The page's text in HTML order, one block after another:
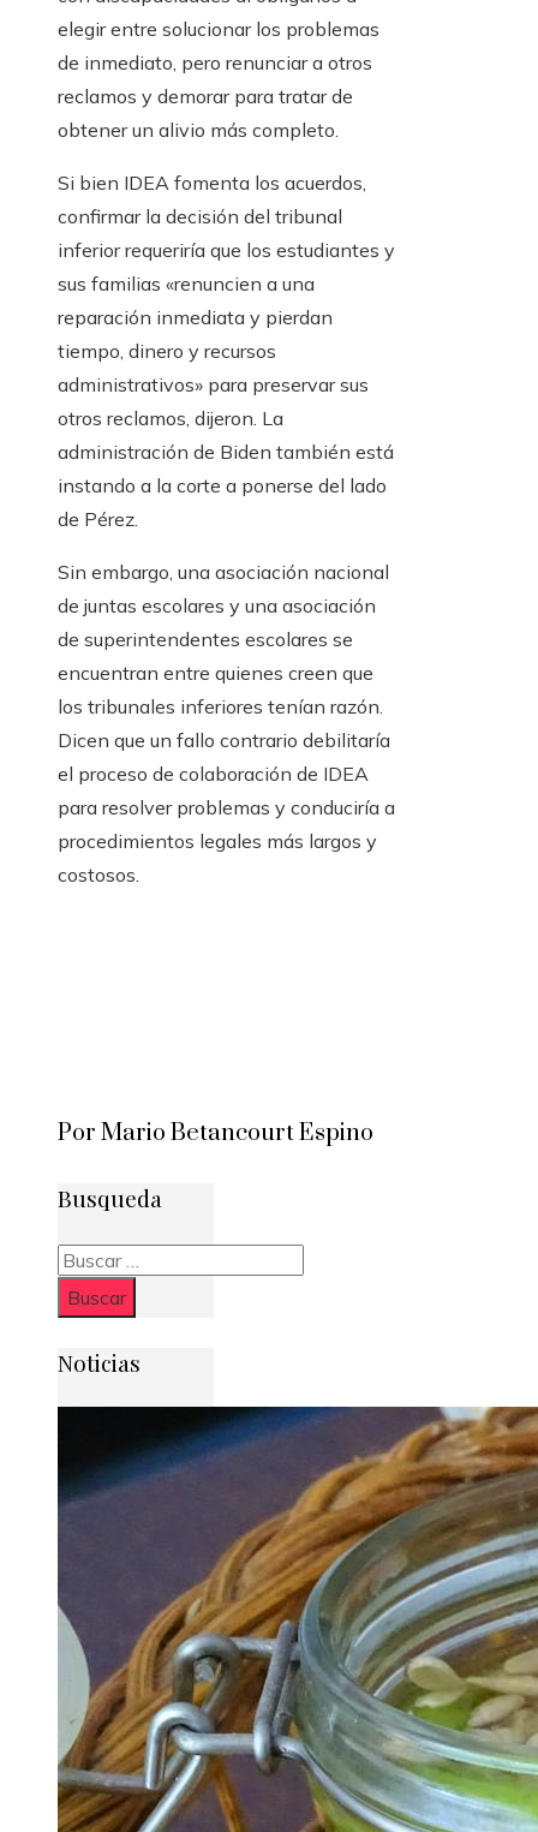
elegir entre solucionar los problemas
de inmediato, pero renunciar a otros
reclamos y demorar para tratar de
obtener un alivio más completo.
Si bien IDEA fomenta los acuerdos,
confirmar la decisión del tribunal
inferior requeriría que los estudiantes y
sus familias «renuncien a una
reparación inmediata y pierdan
tiempo, dinero y recursos
administrativos» para preservar sus
otros reclamos, dijeron. La
administración de Biden también está
instando a la corte a ponerse del lado
de Pérez.
Sin embargo, una asociación nacional
de juntas escolares y una asociación
de superintendentes escolares se
encuentran entre quienes creen que
los tribunales inferiores tenían razón.
Dicen que un fallo contrario debilitaría
el proceso de colaboración de IDEA
para resolver problemas y conduciría a
procedimientos legales más largos y
costosos.
Por Mario Betancourt Espino
Busqueda
Buscar:
Noticias